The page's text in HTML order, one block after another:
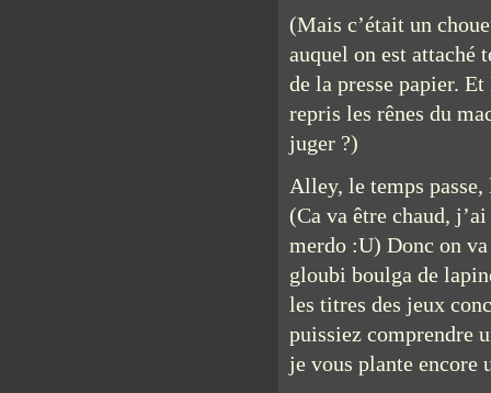
(Mais c’était un
auquel on est attaché
de la presse papier.
repris les rênes du
juger ?)
Alley, le temps
(Ca va être chaud,
merdo :U) Donc on
gloubi boulga de
les titres des jeux
puissiez comprendre
je vous plante encore